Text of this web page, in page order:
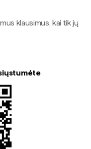
klausimus, kai tik jų